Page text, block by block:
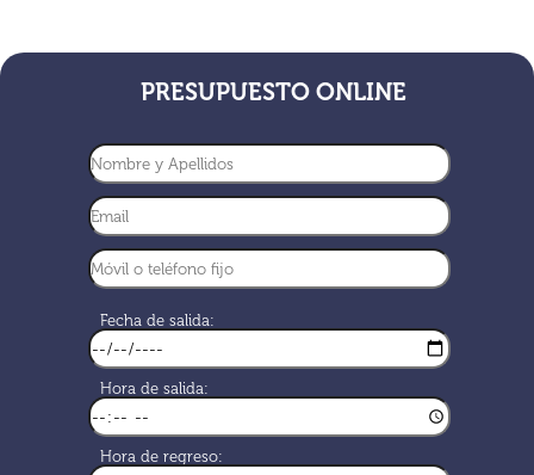
PRESUPUESTO ONLINE
Fecha de salida:
Hora de salida:
Hora de regreso: